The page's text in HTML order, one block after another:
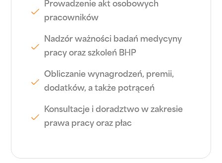
Prowadzenie akt osobowych
pracowników
Nadzór ważności badań medycyny
pracy oraz szkoleń BHP
Obliczanie wynagrodzeń, premii,
dodatków, a także potrąceń
Konsultacje i doradztwo w zakresie
prawa pracy oraz płac